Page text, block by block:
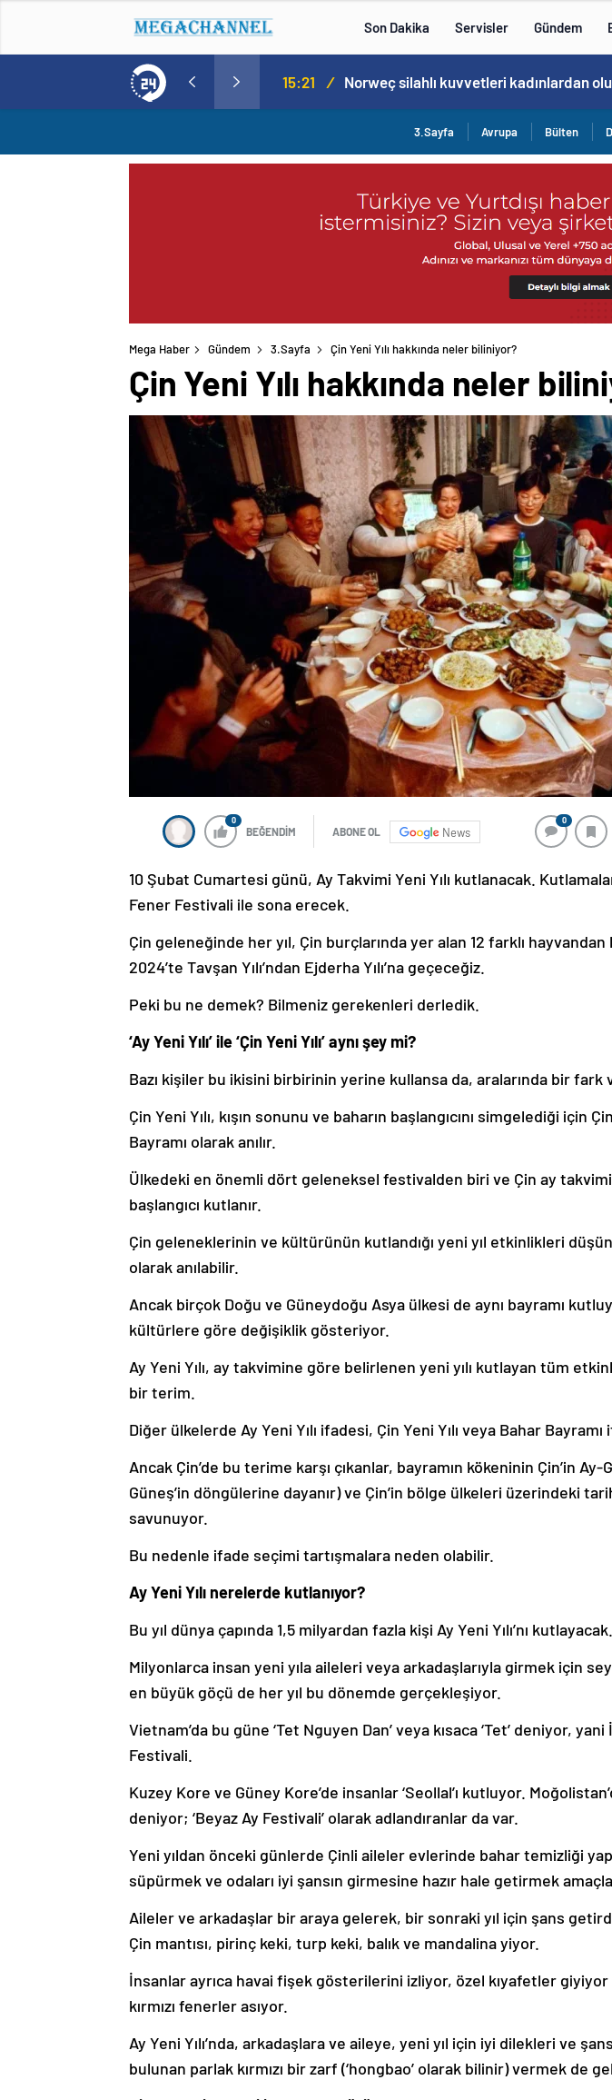
Son Dakika Servisler Gündem
Tam 5 futbolcu…. 15:21 /
3.Sayfa Avrupa Bülten
Mega Haber Gündem 3.Sayfa Çin Yeni Yılı hakkında neler biliniyor?
Çin Yeni Yılı hakkında neler
0
BEĞENDİM ABONE OL News
0
10 Şubat Cumartesi günü, Ay Takvimi Yeni Yılı kutlanacak.
Fener Festivali ile sona erecek.
Çin geleneğinde her yıl, Çin burçlarında yer alan 12 farklı
2024’te Tavşan Yılı’ndan Ejderha Yılı’na geçeceğiz.
Peki bu ne demek? Bilmeniz gerekenleri derledik.
‘Ay Yeni Yılı’ ile ‘Çin Yeni Yılı’ aynı şey mi?
Bazı kişiler bu ikisini birbirinin yerine kullansa da, aralarında bir fark
Çin Yeni Yılı, kışın sonunu ve baharın başlangıcını simgelediği için
Bayramı olarak anılır.
Ülkedeki en önemli dört geleneksel festivalden biri ve Çin ay
başlangıcı kutlanır.
Çin geleneklerinin ve kültürünün kutlandığı yeni yıl etkinlikleri
olarak anılabilir.
Ancak birçok Doğu ve Güneydoğu Asya ülkesi de aynı bayramı
kültürlere göre değişiklik gösteriyor.
Ay Yeni Yılı, ay takvimine göre belirlenen yeni yılı kutlayan tüm
bir terim.
Diğer ülkelerde Ay Yeni Yılı ifadesi, Çin Yeni Yılı veya Bahar
Ancak Çin’de bu terime karşı çıkanlar, bayramın kökeninin Çin’in
Güneş’in döngülerine dayanır) ve Çin’in bölge ülkeleri üzerindeki
savunuyor.
Bu nedenle ifade seçimi tartışmalara neden olabilir.
Ay Yeni Yılı nerelerde kutlanıyor?
Bu yıl dünya çapında 1,5 milyardan fazla kişi Ay Yeni Yılı’nı kutlayacak.
Milyonlarca insan yeni yıla aileleri veya arkadaşlarıyla girmek için
en büyük göçü de her yıl bu dönemde gerçekleşiyor.
Vietnam’da bu güne ‘Tet Nguyen Dan’ veya kısaca ‘Tet’ deniyor, yani
Festivali.
Kuzey Kore ve Güney Kore’de insanlar ‘Seollal’ı kutluyor.
deniyor; ‘Beyaz Ay Festivali’ olarak adlandıranlar da var.
Yeni yıldan önceki günlerde Çinli aileler evlerinde bahar temizliği
süpürmek ve odaları iyi şansın girmesine hazır hale getirmek
Aileler ve arkadaşlar bir araya gelerek, bir sonraki yıl için şans
Çin mantısı, pirinç keki, turp keki, balık ve mandalina yiyor.
İnsanlar ayrıca havai fişek gösterilerini izliyor, özel kıyafetler giyiyor
kırmızı fenerler asıyor.
Ay Yeni Yılı’nda, arkadaşlara ve aileye, yeni yıl için iyi dilekleri ve
bulunan parlak kırmızı bir zarf (‘hongbao’ olarak bilinir) vermek de